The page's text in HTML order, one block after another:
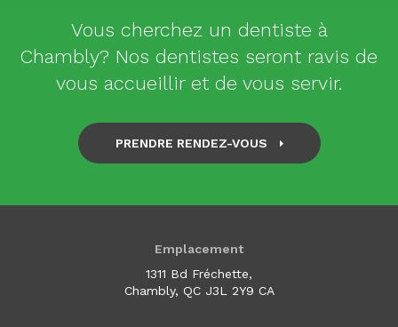
Vous cherchez un dentiste à
Chambly? Nos dentistes seront ravis de
vous accueillir et de vous servir.
PRENDRE RENDEZ-VOUS
Emplacement
1311 Bd Fréchette
Chambly QC J3L 2Y9 CA